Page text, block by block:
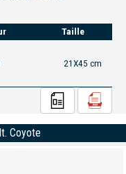
Taille
21X45 cm
Coyote